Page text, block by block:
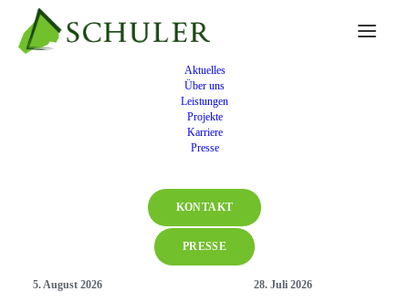
Aktuelles
Über uns
Leistungen
Projekte
Karriere
Presse
KONTAKT
PRESSE
5. August 2026 28. Juli 2026